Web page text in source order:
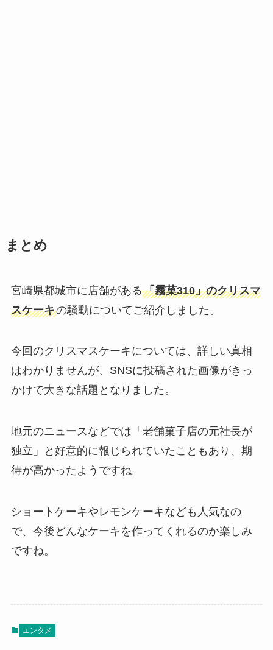
まとめ
宮崎県都城市に店舗がある「霧菓310」のクリスマ
スケーキの騒動についてご紹介しました。
今回のクリスマスケーキについては、詳しい真相
はわかりませんが、SNSに投稿された画像がきっ
かけで大きな話題となりました。
地元のニュースなどでは「老舗菓子店の元社長が
独立」と好意的に報じられていたこともあり、期
待が高かったようですね。
ショートケーキやレモンケーキなども人気なの
で、今後どんなケーキを作ってくれるのか楽しみ
ですね。
エンタメ